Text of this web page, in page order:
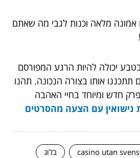
מלאה וכנות לגבי מה שאתם
יכולה להיות הרגע המפורסם
תתכננו אותו בצורה הנכונה. תהנו
חדש ומיוחד בחיי האהבה
עם הצעה מהסרטים
casino utan
בלוג